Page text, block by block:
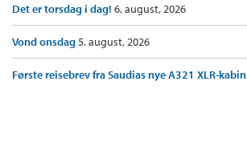
Det er torsdag i dag! 6. august, 2026
Vond onsdag5. august, 2026
Første reisebrev fra Saudias nye A321 XLR-kabin